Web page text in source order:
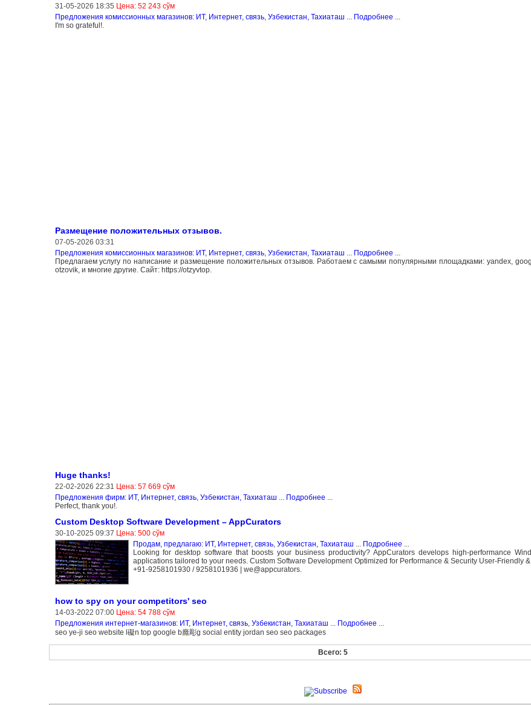
31-05-2026 18:35 Цена: 52 243 сўм
Предложения комиссионных магазинов: ИТ, Интернет, связь, Узбекистан, Тахиаташ ... Подробнее ...
I'm so grateful!.
Размещение положительных отзывов.
07-05-2026 03:31
Предложения комиссионных магазинов: ИТ, Интернет, связь, Узбекистан, Тахиаташ ... Подробнее ...
Предлагаем услугу по написание и размещение положительных отзывов. Работаем с самыми популярными площадками: yandex,
otzovik, и многие другие. Сайт: https://otzyvtop.
Huge thanks!
22-02-2026 22:31 Цена: 57 669 сўм
Предложения фирм: ИТ, Интернет, связь, Узбекистан, Тахиаташ ... Подробнее ...
Perfect, thank you!.
Custom Desktop Software Development – AppCurators
30-10-2025 09:37 Цена: 500 сўм
Продам, предлагаю: ИТ, Интернет, связь, Узбекистан, Тахиаташ ... Подробнее ...
Looking for desktop software that boosts your business productivity? AppCurators develops high-performance
applications tailored to your needs. Custom Software Development Optimized for Performance & Security User-Friendly
+91-9258101930 / 9258101936 | we@appcurators.
how to spy on your competitors' seo
14-03-2022 07:00 Цена: 54 788 сўм
Предложения интернет-магазинов: ИТ, Интернет, связь, Узбекистан, Тахиаташ ... Подробнее ...
seo ye-ji seo website l礙n top google b廕彫g social entity jordan seo seo packages
Всего: 5